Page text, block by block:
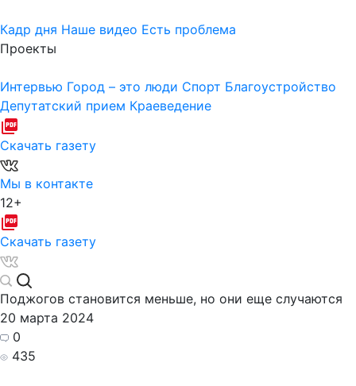
Кадр дня Наше видео Есть проблема
Проекты
Интервью Город – это люди Спорт Благоустройство
Депутатский прием Краеведение
Скачать газету
Мы в контакте
12+
Скачать газету
Поджогов становится меньше, но они еще случаются
20 марта 2024
0
435